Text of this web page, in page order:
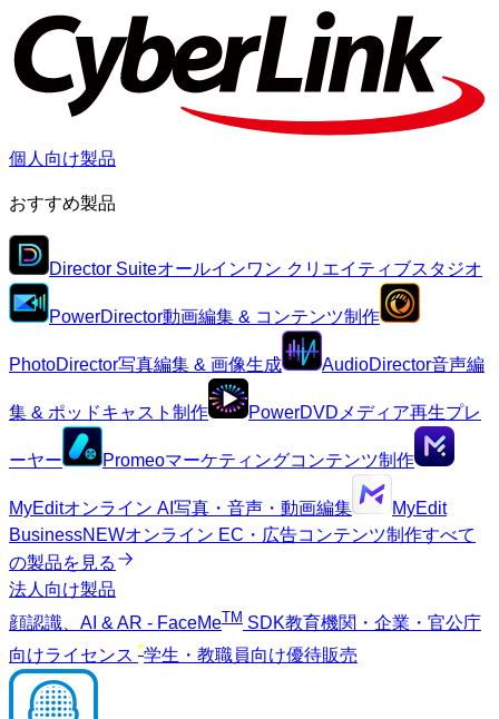
個人向け製品
おすすめ製品
Director Suiteオールインワン クリエイティブスタジオ
PowerDirector動画編集 & コンテンツ制作
PhotoDirector写真編集 & 画像生成 AudioDirector音声編
集 & ポッドキャスト制作 PowerDVD メディア再生プレ
ーヤー Promeoマーケティングコンテンツ制作
MyEditオンライン AI写真・音声・動画編集
MyEdit
BusinessNEWオンライン EC・広告コンテンツ制作すべて
の製品を見る
法人向け製品
顔認識、AI & AR - FaceMeTM SDK教育機関・企業・官公庁
向けライセンス *学生・教職員向け優待販売